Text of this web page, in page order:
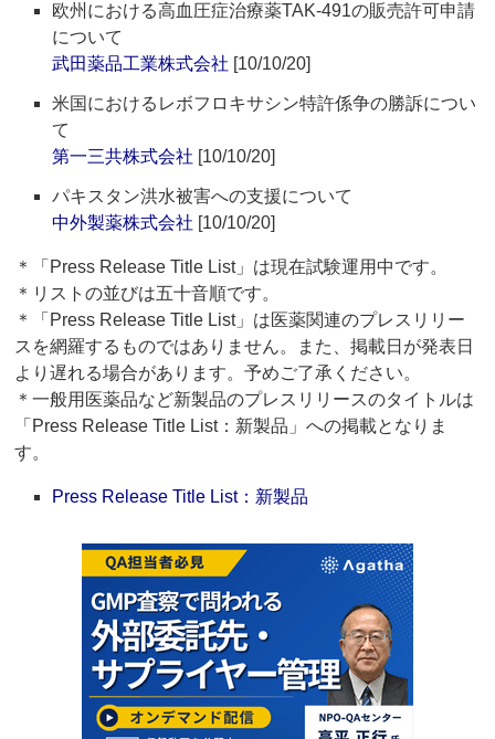
欧州における高血圧症治療薬TAK-491の販売許可申請
について
武田薬品工業株式会社 [10/10/20]
米国におけるレボフロキサシン特許係争の勝訴につい
て
第一三共株式会社 [10/10/20]
パキスタン洪水被害への支援について
中外製薬株式会社 [10/10/20]
＊「Press Release Title List」は現在試験運用中です。
＊リストの並びは五十音順です。
＊「Press Release Title List」は医薬関連のプレスリリー
スを網羅するものではありません。また、掲載日が発表日
より遅れる場合があります。予めご了承ください。
＊一般用医薬品など新製品のプレスリリースのタイトルは
「Press Release Title List：新製品」への掲載となりま
す。
Press Release Title List：新製品